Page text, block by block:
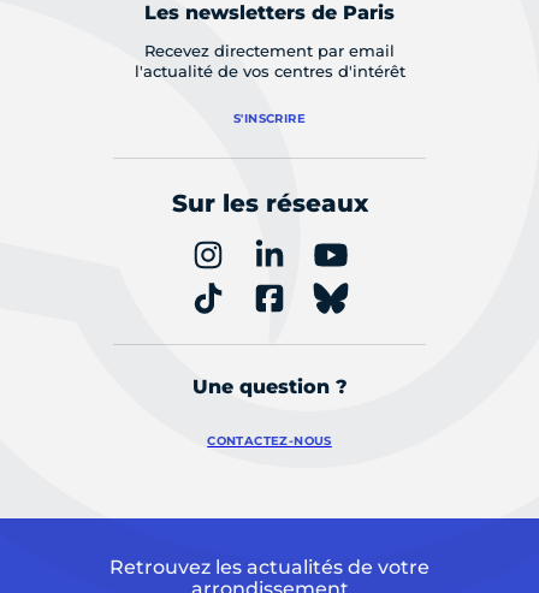
Les newsletters de Paris
Recevez directement par email
l'actualité de vos centres d'intérêt
S'INSCRIRE
Sur les réseaux
Une question ?
CONTACTEZ-NOUS
Retrouvez les actualités de votre